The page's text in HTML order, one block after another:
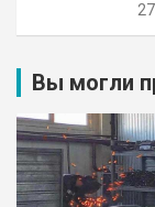
Вы могли